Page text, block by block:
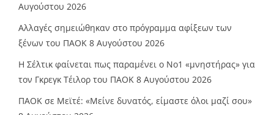
Αυγούστου 2026
Αλλαγές σημειώθηκαν στο πρόγραμμα αφίξεων των
ξένων του ΠΑΟΚ 8 Αυγούστου 2026
Η Σέλτικ φαίνεται πως παραμένει ο Νο1 «μνηστήρας» για
τον Γκρεγκ Τέιλορ του ΠΑΟΚ 8 Αυγούστου 2026
ΠΑΟΚ σε Μεϊτέ: «Μείνε δυνατός, είμαστε όλοι μαζί σου»